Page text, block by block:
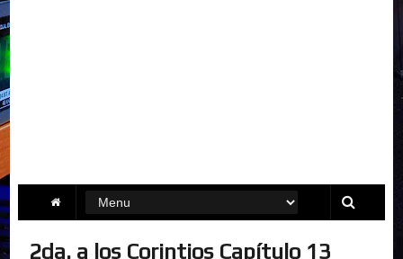
2da. a los Corintios Capítulo 13